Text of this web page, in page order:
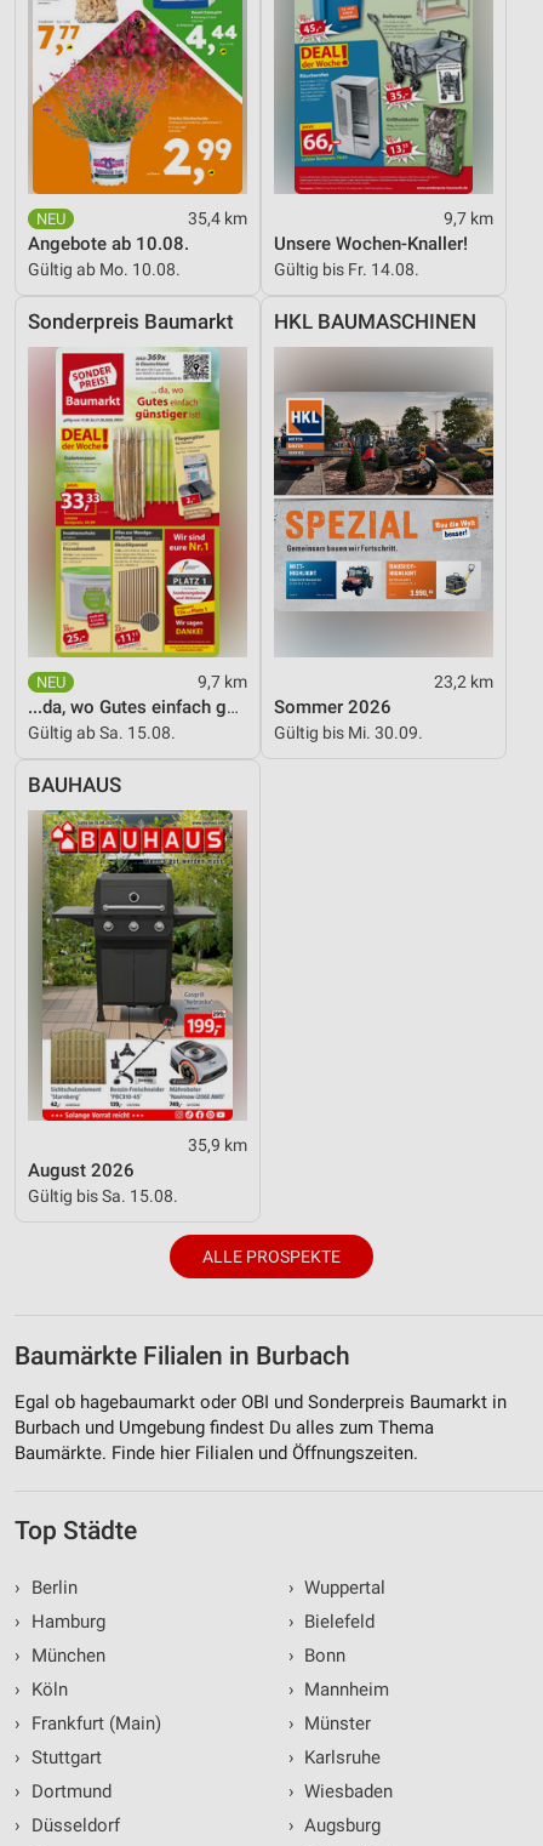
35,4 km
Angebote ab 10.08.
Gültig ab Mo. 10.08.
9,7 km
Unsere Wochen-Knaller!
Gültig bis Fr. 14.08.
Sonderpreis Baumarkt
9,7 km
...da, wo Gutes einfach günstiger ist!
Gültig ab Sa. 15.08.
HKL BAUMASCHINEN
23,2 km
Sommer 2026
Gültig bis Mi. 30.09.
BAUHAUS
35,9 km
August 2026
Gültig bis Sa. 15.08.
ALLE PROSPEKTE
Baumärkte Filialen in Burbach
Egal ob hagebaumarkt oder OBI und Sonderpreis Baumarkt in
Burbach und Umgebung findest Du alles zum Thema
Baumärkte. Finde hier Filialen und Öffnungszeiten.
Top Städte
›
Berlin
›
Hamburg
›
München
›
Köln
›
Frankfurt (Main)
› Stuttgart
›
Dortmund
›
Düsseldorf
› Wuppertal
› Bielefeld
› Bonn
› Mannheim
› Münster
› Karlsruhe
› Wiesbaden
› Augsburg